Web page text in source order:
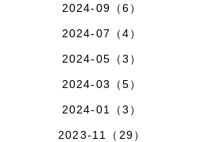
2024-09（6）
2024-07（4）
2024-05（3）
2024-03（5）
2024-01（3）
2023-11（29）